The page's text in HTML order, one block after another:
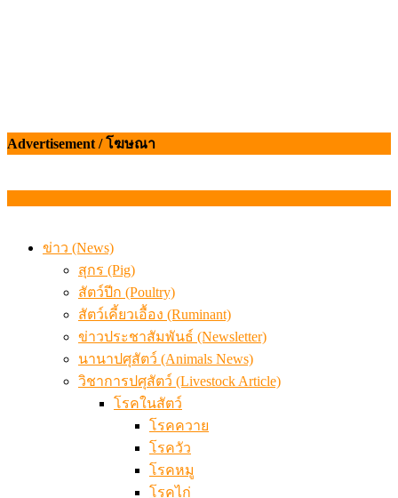
ข่าวประชาสัมพันธ์ (Newsletter)
นานาปศุสัตว์ (Animals News)
โรคในสัตว์
โรคไก่
ราคาและสถานการณ์ (Price and Situation)
สุกรมีชีวิตหน้าฟาร์มวันนี้
สรุปภาวะสินค้าเกษตรประจำสัปดาห์
Youtube Channel (วิดีโอ)
เกี่ยวกับเรา (About US)